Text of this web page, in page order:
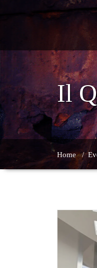
Il
Home/